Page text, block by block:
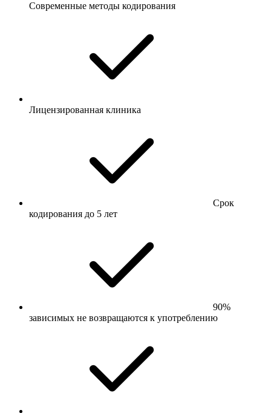
Современные методы кодирования
Лицензированная клиника
Срок
кодирования до 5 лет
90%
зависимых не возвращаются к употреблению